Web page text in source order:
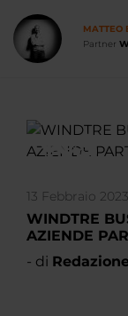
contenuto
principale
MATTEO
Partner
13 Febbraio 2023
WINDTRE
AZIENDE
- di